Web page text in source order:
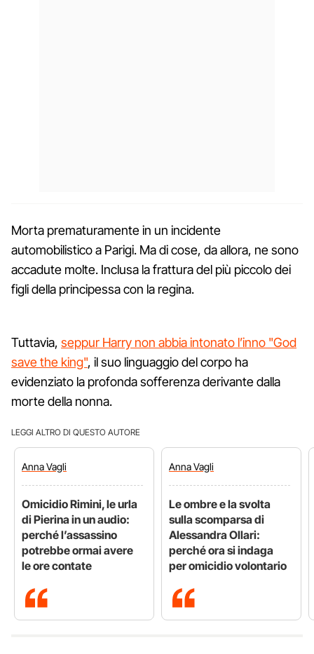
Morta prematuramente in un incidente
automobilistico a Parigi. Ma di cose, da allora, ne sono
accadute molte. Inclusa la frattura del più piccolo dei
figli della principessa con la regina.
Tuttavia, seppur Harry non abbia intonato l’inno "God
save the king", il suo linguaggio del corpo ha
evidenziato la profonda sofferenza derivante dalla
morte della nonna.
LEGGI ALTRO DI QUESTO AUTORE
AnnaVagli
Omicidio Rimini, le urla
di Pierina in un audio:
perché l’assassino
potrebbe ormai avere
le ore contate
AnnaVagli
Le ombre e la svolta
sulla scomparsa di
Alessandra Ollari:
perché ora si indaga
per omicidio volontario